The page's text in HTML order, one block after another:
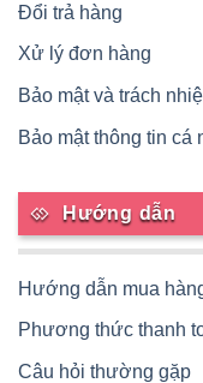
Đổi trả hàng
Xử lý đơn hàng
Bảo mật và trách
Bảo mật thông tin cá
Hướng dẫn
Hướng dẫn mua
Phương thức thanh
Câu hỏi thường gặp